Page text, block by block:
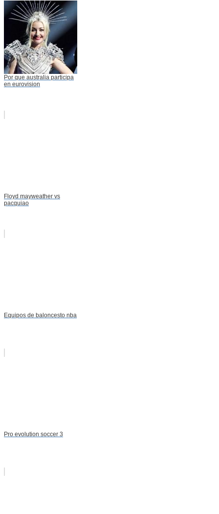
Por que australia participa
en eurovision
Floyd mayweather vs
pacquiao
Equipos de baloncesto nba
Pro evolution soccer 3